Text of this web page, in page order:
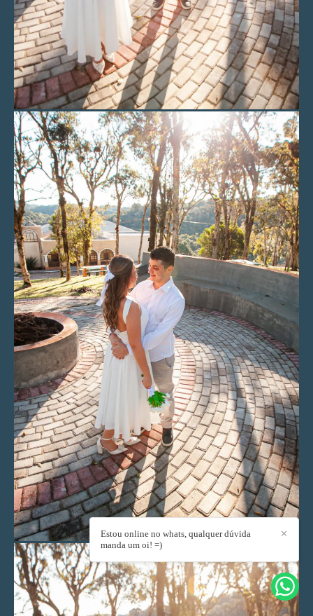
✕
Estou online no whats, qualquer dúvida
manda um oi! =)